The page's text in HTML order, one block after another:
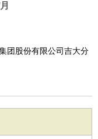
团股份有限公司吉大分